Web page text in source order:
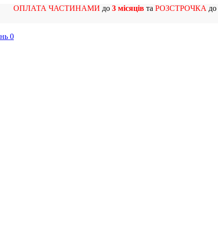
ОПЛАТА ЧАСТИНАМИ до 3 місяцівта РОЗСТРОЧКА до
0